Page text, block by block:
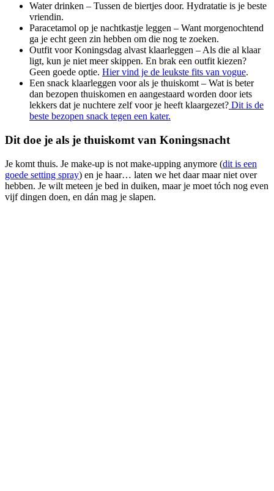
Water drinken – Tussen de biertjes door. Hydratatie is je beste
vriendin.
Paracetamol op je nachtkastje leggen – Want morgenochtend
ga je echt geen zin hebben om die nog te zoeken.
Outfit voor Koningsdag alvast klaarleggen – Als die al klaar
ligt, kun je niet meer skippen. En brak een outfit kiezen?
Geen goede optie. Hier vind je de leukste fits van vogue.
Een snack klaarleggen voor als je thuiskomt – Wat is beter
dan bezopen thuiskomen en aangestaard worden door iets
lekkers dat je nuchtere zelf voor je heeft klaargezet? Dit is de
beste bezopen snack tegen een kater.
Dit doe je als je thuiskomt van Koningsnacht
Je komt thuis. Je make-up is not make-upping anymore (dit is een
goede setting spray) en je haar… laten we het daar maar niet over
hebben. Je wilt meteen je bed in duiken, maar je moet tóch nog even
vijf dingen doen, en dán mag je slapen.